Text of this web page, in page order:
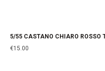
5/55 CASTANO CHIARO
€15.00